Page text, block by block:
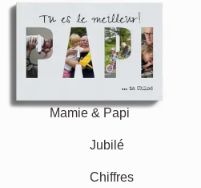
Mamie & Papi